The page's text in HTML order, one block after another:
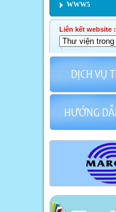
WWW5
Liên kết website :